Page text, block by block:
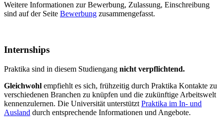
Weitere Informationen zur Bewerbung, Zulassung, Einschreibung
sind auf der Seite Bewerbung zusammengefasst.
Internships
Praktika sind in diesem Studiengang nicht verpflichtend.
Gleichwohl empfiehlt es sich, frühzeitig durch Praktika Kontakte zu
verschiedenen Branchen zu knüpfen und die zukünftige Arbeitswelt
kennenzulernen. Die Universität unterstützt Praktika im In- und
Ausland durch entsprechende Informationen und Angebote.